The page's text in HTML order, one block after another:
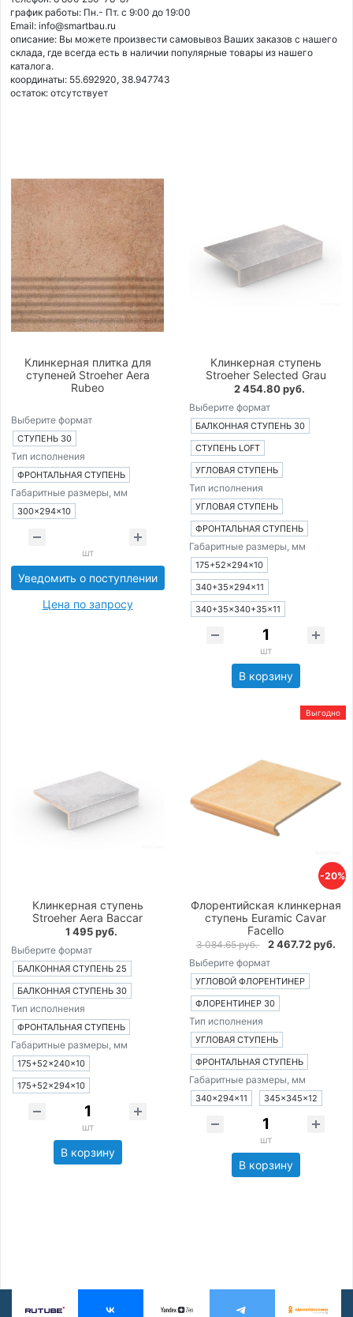
график работы: Пн.- Пт. с 9:00 до 19:00
Email: info@smartbau.ru
описание: Вы можете произвести самовывоз Ваших заказов с нашего
склада, где всегда есть в наличии популярные товары из нашего
каталога.
координаты: 55.692920, 38.947743
остаток: отсутствует
Клинкерная плитка для
ступеней Stroeher Aera
Rubeo
Выберите формат
СТУПЕНЬ 30
Тип исполнения
ФРОНТАЛЬНАЯ СТУПЕНЬ
Габаритные размеры, мм
300×294×10
шт
Уведомить о поступлении
Цена по запросу
Клинкерная ступень
Stroeher Selected Grau
2 454.80 руб.
Выберите формат
БАЛКОННАЯ СТУПЕНЬ 30
СТУПЕНЬ LOFT
УГЛОВАЯ СТУПЕНЬ
Тип исполнения
УГЛОВАЯ СТУПЕНЬ
ФРОНТАЛЬНАЯ СТУПЕНЬ
Габаритные размеры, мм
175+52×294×10
340+35×294×11
340+35×340+35×11
шт
В корзину
Клинкерная ступень
Stroeher Aera Baccar
1 495 руб.
Выберите формат
БАЛКОННАЯ СТУПЕНЬ 25
БАЛКОННАЯ СТУПЕНЬ 30
Тип исполнения
ФРОНТАЛЬНАЯ СТУПЕНЬ
Габаритные размеры, мм
175+52×240×10
175+52×294×10
шт
В корзину
-20%
Выгодно
Флорентийская клинкерная
ступень Euramic Cavar
Facello
3 084.65 руб. 2 467.72 руб.
Выберите формат
УГЛОВОЙ ФЛОРЕНТИНЕР
ФЛОРЕНТИНЕР 30
Тип исполнения
УГЛОВАЯ СТУПЕНЬ
ФРОНТАЛЬНАЯ СТУПЕНЬ
Габаритные размеры, мм
340×294×11 345×345×12
шт
В корзину